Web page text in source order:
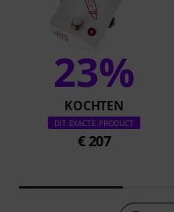
23%
KOCHTEN
DIT EXACTE PRODUCT
€ 207